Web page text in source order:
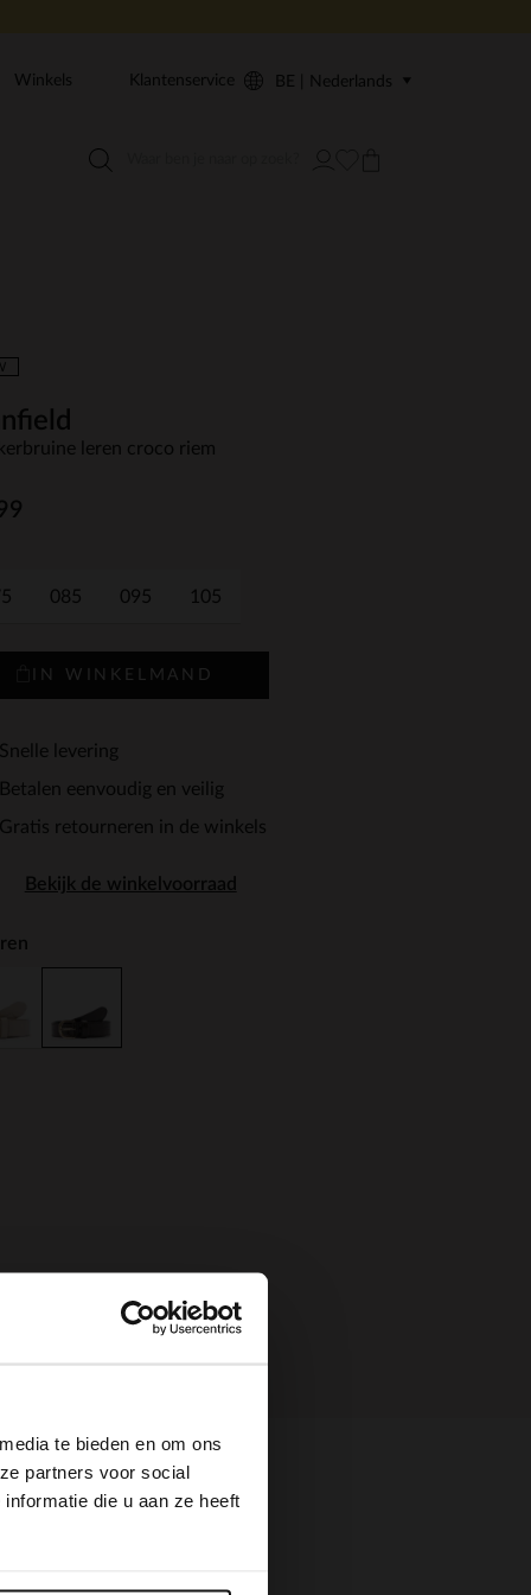
te bieden en om ons
partners voor social
die u aan ze heeft
Winkels Klantenservice BE | Nederlands
leren croco riem
085 095 105
IN WINKELMAND
Snelle levering
Betalen eenvoudig en veilig
Gratis retourneren in de winkels
Bekijk de winkelvoorraad